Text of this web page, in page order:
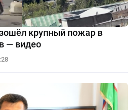
крупный пожар в
— видео